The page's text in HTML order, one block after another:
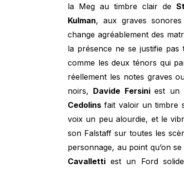
la Meg au timbre clair de
Kulman, aux graves
change agréablement des
la présence ne se justifie
comme les deux ténors qui
réellement les notes graves
noirs, Davide Fersiniest un
Cedolins fait valoir un timbre
voix un peu alourdie, et le
son Falstaff sur toutes les
personnage, au point qu’on
Cavalletti est un Ford